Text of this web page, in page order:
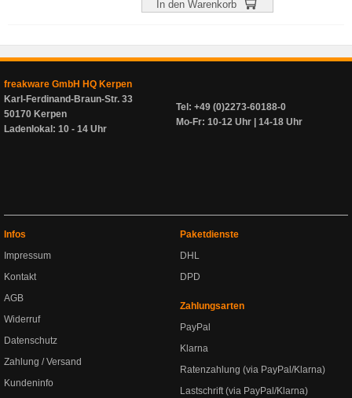
In den Warenkorb
freakware GmbH HQ Kerpen
Karl-Ferdinand-Braun-Str. 33
50170 Kerpen
Ladenlokal: 10 - 14 Uhr
Tel: +49 (0)2273-60188-0
Mo-Fr: 10-12 Uhr | 14-18 Uhr
Infos
Impressum
Kontakt
AGB
Widerruf
Datenschutz
Zahlung / Versand
Kundeninfo
Paketdienste
DHL
DPD
Zahlungsarten
PayPal
Klarna
Ratenzahlung (via PayPal/Klarna)
Lastschrift (via PayPal/Klarna)